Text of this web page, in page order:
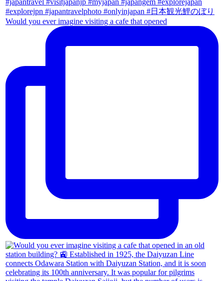
Would you ever imagine visiting a cafe that opened